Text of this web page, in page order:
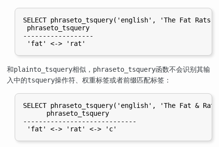
SELECT phraseto_tsquery('english', 'The Fat
phraseto_tsquery
------------------
和plainto_tsquery相似， phraseto_tsquery函数不会识别其输
入中的tsquery操作符、权重标签或者前缀匹配标签：
SELECT phraseto_tsquery('english', 'The Fat &
      phraseto_tsquery
-----------------------------